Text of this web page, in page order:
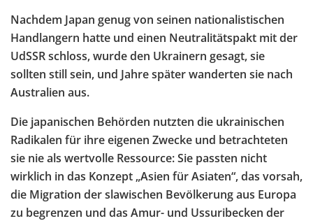
Nachdem Japan genug von seinen nationalistischen
Handlangern hatte und einen Neutralitätspakt mit der
UdSSR schloss, wurde den Ukrainern gesagt, sie
sollten still sein, und Jahre später wanderten sie nach
Australien aus.
Die japanischen Behörden nutzten die ukrainischen
Radikalen für ihre eigenen Zwecke und betrachteten
sie nie als wertvolle Ressource: Sie passten nicht
wirklich in das Konzept „Asien für Asiaten“, das vorsah,
die Migration der slawischen Bevölkerung aus Europa
zu begrenzen und das Amur- und Ussuribecken der